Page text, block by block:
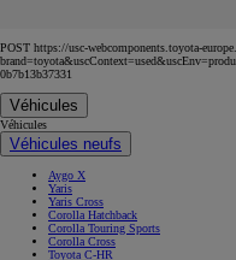
POST https://usc-webcomponents.toyota-
0b7b13b37331
Véhicules
Véhicules
Véhicules neufs
Aygo X
Yaris
Yaris Cross
Corolla Hatchback
Corolla Touring Sports
Corolla Cross
Toyota C-HR